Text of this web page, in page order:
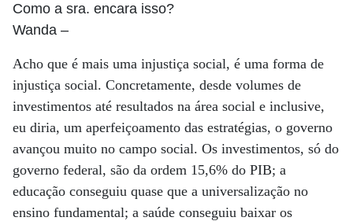
Como a sra. encara isso?
Wanda –
Acho que é mais uma injustiça social, é uma forma de
injustiça social. Concretamente, desde volumes de
investimentos até resultados na área social e inclusive,
eu diria, um aperfeiçoamento das estratégias, o governo
avançou muito no campo social. Os investimentos, só do
governo federal, são da ordem 15,6% do PIB; a
educação conseguiu quase que a universalização no
ensino fundamental; a saúde conseguiu baixar os